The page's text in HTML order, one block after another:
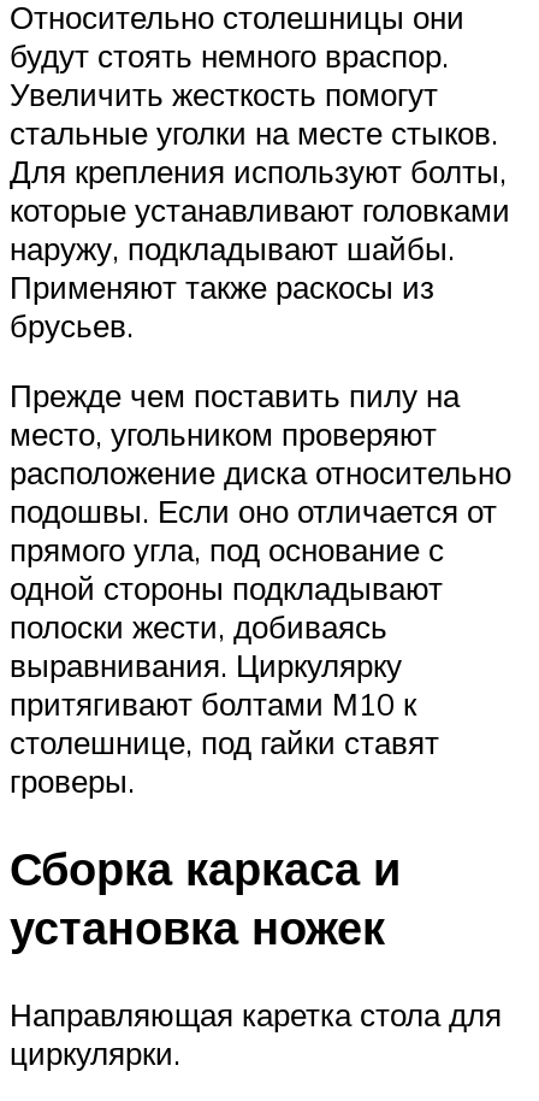
Относительно столешницы они
будут стоять немного враспор.
Увеличить жесткость помогут
стальные уголки на месте стыков.
Для крепления используют болты,
которые устанавливают головками
наружу, подкладывают шайбы.
Применяют также раскосы из
брусьев.
Прежде чем поставить пилу на
место, угольником проверяют
расположение диска относительно
подошвы. Если оно отличается от
прямого угла, под основание с
одной стороны подкладывают
полоски жести, добиваясь
выравнивания. Циркулярку
притягивают болтами М10 к
столешнице, под гайки ставят
гроверы.
Сборка каркаса и
установка ножек
Направляющая каретка стола для
циркулярки.